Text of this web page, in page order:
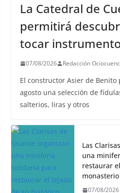
La Catedral de
permitirá
tocar
07/08/2026 Redacción
El constructor Asier de Benito
agosto una selección de
salterios, liras y otros
Las
una
restaurar
monasterio
07/08/2026